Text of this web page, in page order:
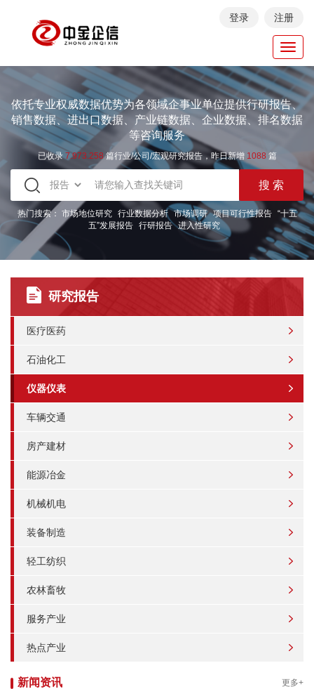
登录 注册
依托专业权威数据优势为各领域企事业单位提供行研报告、
销售数据、进出口数据、产业链数据、企业数据、排名数据
等咨询服务
已收录7.973.258篇行业/公司/宏观研究报告，昨日新增 1088 篇
热门搜索： 市场地位研究 行业数据分析 市场调研 项目可行性报告
“十五
五”发展报告 行研报告 进入性研究
研究报告
医疗医药
石油化工
仪器仪表
车辆交通
房产建材
能源冶金
机械机电
装备制造
轻工纺织
农林畜牧
服务产业
热点产业
新闻资讯 更多+